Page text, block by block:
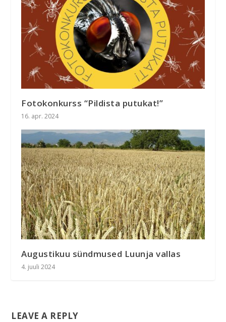
Fotokonkurss “Pildista putukat!”
16. apr. 2024
Augustikuu sündmused Luunja vallas
4. juuli 2024
LEAVE A REPLY